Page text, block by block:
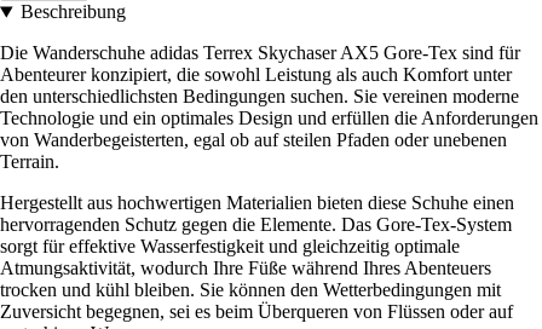
Beschreibung
Die Wanderschuhe adidas Terrex Skychaser AX5 Gore-Tex sind für
Abenteurer konzipiert, die sowohl Leistung als auch Komfort unter
den unterschiedlichsten Bedingungen suchen. Sie vereinen moderne
Technologie und ein optimales Design und erfüllen die Anforderungen
von Wanderbegeisterten, egal ob auf steilen Pfaden oder unebenen
Terrain.
Hergestellt aus hochwertigen Materialien bieten diese Schuhe einen
hervorragenden Schutz gegen die Elemente. Das Gore-Tex-System
sorgt für effektive Wasserfestigkeit und gleichzeitig optimale
Atmungsaktivität, wodurch Ihre Füße während Ihres Abenteuers
trocken und kühl bleiben. Sie können den Wetterbedingungen mit
Zuversicht begegnen, sei es beim Überqueren von Flüssen oder auf